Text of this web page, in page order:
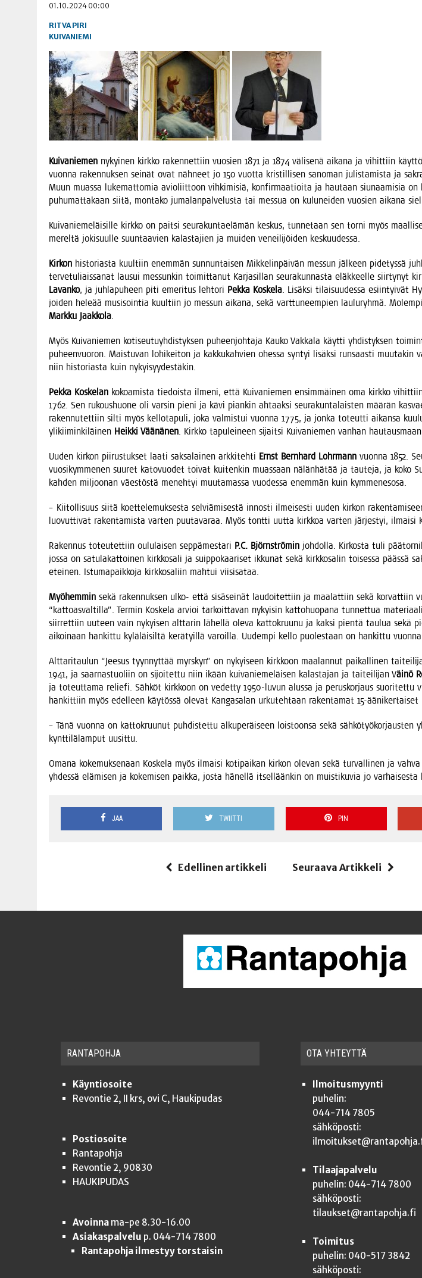
01.10.2024 00:00
RITVA PIRI
KUIVANIEMI
Kui­va­nie­men nykyi­nen kirk­ko raken­net­tiin vuo­sien 1871 ja 1874 väli­se­nä aika­na ja vihit­tiin
vuon­na raken­nuk­sen sei­nät ovat näh­neet jo 150 vuot­ta kris­til­li­sen sano­man julis­ta­mis­ta ja
Muun muas­sa luke­mat­to­mia avio­liit­toon vih­ki­mi­siä, kon­fir­maa­tioi­ta ja hau­taan siu­naa­mi­sia on
puhu­mat­ta­kaan sii­tä, mon­ta­ko juma­lan­pal­ve­lus­ta tai mes­sua on kulu­nei­den vuo­sien aika­na
Kui­va­nie­me­läi­sil­le kirk­ko on pait­si seu­ra­kun­tae­lä­män kes­kus, tun­ne­taan sen tor­ni myös
merel­tä joki­suul­le suun­taa­vien kalas­ta­jien ja mui­den venei­li­jöi­den keskuudessa.
Kir­kon his­to­rias­ta kuul­tiin enem­män sun­nun­tai­sen Mik­ke­lin­päi­vän mes­sun jäl­keen pide­tys­sä
ter­ve­tu­liais­sa­nat lausui mes­sun­kin toi­mit­ta­nut Kar­ja­sil­lan seu­ra­kun­nas­ta eläk­keel­le siir­ty­nyt
Lavan­ko, ja juh­la­pu­heen piti eme­ri­tus leh­to­ri Pek­ka Kos­ke­la . Lisäk­si tilai­suu­des­sa esiin­tyi­vät
joi­den hele­ää musi­soin­tia kuul­tiin jo mes­sun aika­na, sekä vart­tu­neem­pien lau­lu­ryh­mä.
Mark­ku Jaak­ko­la
Myös Kui­va­nie­men koti­seu­tu­yh­dis­tyk­sen puheen­joh­ta­ja Kau­ko Vak­ka­la käyt­ti yhdis­tyk­sen
puheen­vuo­ron. Mais­tu­van lohi­kei­ton ja kak­ku­kah­vien ohes­sa syn­tyi lisäk­si run­saas­ti muu­ta­kin
niin his­to­rias­ta kuin nykyisyydestäkin.
Pek­ka Kos­ke­lan kokoa­mis­ta tie­dois­ta ilme­ni, että Kui­va­nie­men ensim­mäi­nen oma kirk­ko
1762. Sen rukous­huo­ne oli var­sin pie­ni ja kävi pian­kin ahtaak­si seu­ra­kun­ta­lais­ten mää­rän
raken­nu­tet­tiin sil­ti myös kel­lo­ta­pu­li, joka val­mis­tui vuon­na 1775, ja jon­ka toteut­ti aikan­sa
yli­kii­min­ki­läi­nen Heik­ki Vää­nä­nen . Kirk­ko tapu­lei­neen sijait­si Kui­va­nie­men van­han hau­taus­maan
Uuden kir­kon pii­rus­tuk­set laa­ti sak­sa­lai­nen ark­ki­teh­ti Ernst Bern­hard Lohr­mann vuon­na 1852.
vuo­si­kym­me­nen suu­ret kato­vuo­det toi­vat kui­ten­kin muas­saan nälän­hä­tää ja tau­te­ja, ja koko
kah­den mil­joo­nan väes­tös­tä meneh­tyi muu­ta­mas­sa vuo­des­sa enem­män kuin kymmenesosa.
– Kii­tol­li­suus sii­tä koet­te­le­muk­ses­ta sel­viä­mi­ses­tä innos­ti ilmei­ses­ti uuden kir­kon
luo­vut­ti­vat raken­ta­mis­ta var­ten puu­ta­va­raa. Myös tont­ti uut­ta kirk­koa var­ten jär­jes­tyi, ilmai­si
Raken­nus toteu­tet­tiin oulu­lai­sen sep­pä­mes­ta­ri P.C. Björn­strö­min joh­dol­la. Kir­kos­ta tuli
jos­sa on satu­la­kat­toi­nen kirk­ko­sa­li ja suip­po­kaa­ri­set ikku­nat sekä kirk­ko­sa­lin toi­ses­sa pääs­sä
etei­nen. Istu­ma­paik­ko­ja kirk­ko­sa­liin mah­tui viisisataa.
Myö­hem­min sekä raken­nuk­sen ulko- että sisä­sei­nät lau­doi­tet­tiin ja maa­lat­tiin sekä kor­vat­tiin
“kat­toas­val­til­la”. Ter­min Kos­ke­la arvioi tar­koit­ta­van nykyi­sin kat­to­huo­pa­na tun­net­tua
siir­ret­tiin uuteen vain nykyi­sen alt­ta­rin lähel­lä ole­va kat­tok­ruu­nu ja kak­si pien­tä tau­lua sekä
aikoi­naan han­kit­tu kylä­läi­sil­tä kerä­tyil­lä varoil­la. Uudem­pi kel­lo puo­les­taan on han­kit­tu vuon­na
Alt­ta­ri­tau­lun “Jee­sus tyyn­nyt­tää myrs­kyn” on nykyi­seen kirk­koon maa­lan­nut pai­kal­li­nen
1941, ja saar­nas­tuo­liin on sijoi­tet­tu niin ikään kui­va­nie­me­läi­sen kalas­ta­jan ja tai­tei­li­jan Väinö
ja toteut­ta­ma relie­fi. Säh­köt kirk­koon on vedet­ty 1950-luvun alus­sa ja perus­kor­jaus suo­ri­tet­tu
han­kit­tiin myös edel­leen käy­tös­sä ole­vat Kan­ga­sa­lan urku­teh­taan raken­ta­mat 15-ääni­ker­tai­set
– Tänä vuon­na on kat­tok­ruu­nut puh­dis­tet­tu alku­pe­räi­seen lois­toon­sa sekä säh­kö­työ­kor­jaus­ten
kynt­ti­lä­lam­put uusittu.
Oma­na koke­muk­se­naan Kos­ke­la myös ilmai­si koti­pai­kan kir­kon ole­van sekä tur­val­li­nen ja
yhdes­sä elä­mi­sen ja koke­mi­sen paik­ka, jos­ta hänel­lä itsel­lään­kin on muis­ti­ku­via jo var­hai­ses­ta
JAA TWIITTI PIN
Edellinen artikkeli Seuraava Artikkeli
RAN­TA­POH­JA
Käyntiosoite
Revontie 2, II krs, ovi C, Haukipudas
Postiosoite
Rantapohja
Revontie 2, 90830
HAUKIPUDAS
Avoinna ma-pe 8.30-16.00
Asiakaspalvelu p. 044-714 7800
Rantapohja ilmestyy torstaisin
OTA YHTEYT­TÄ
Ilmoitusmyynti
puhelin:
044-714 7805
sähköposti:
Tilaajapalvelu
puhelin: 044-714 7800
sähköposti:
tilaukset@rantapohja.fi
Toimitus
puhelin: 040-517 3842
sähköposti: